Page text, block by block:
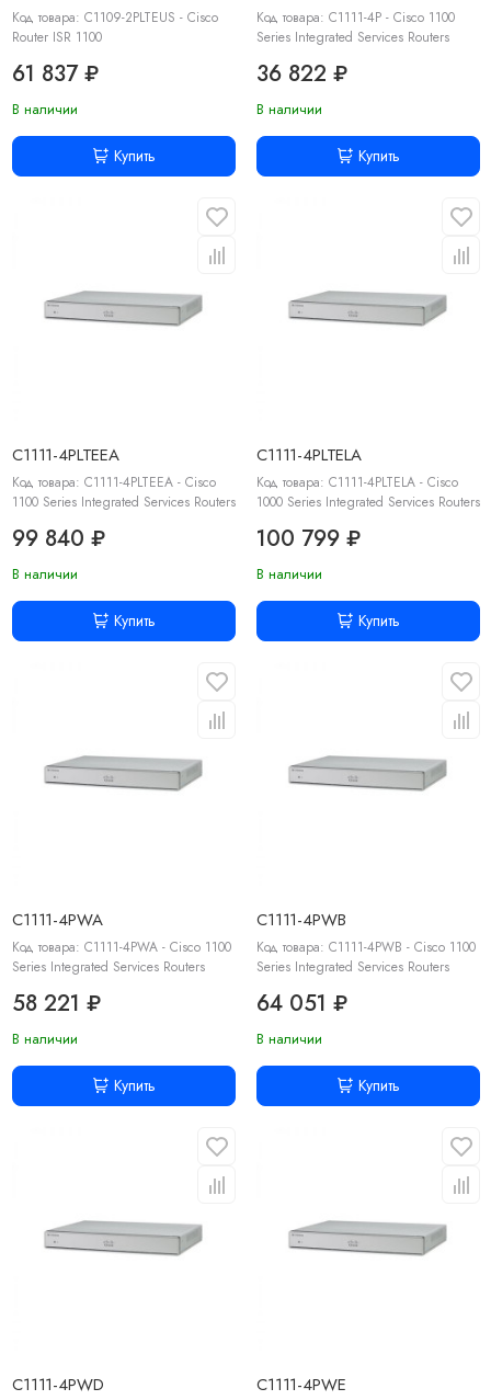
Код товара: C1109-2PLTEUS - Cisco
Router ISR 1100
61 837 ₽
В наличии
Купить
Код товара: C1111-4P - Cisco 1100
Series Integrated Services Routers
36 822 ₽
В наличии
Купить
C1111-4PLTEEA
Код товара: C1111-4PLTEEA - Cisco
1100 Series Integrated Services Routers
99 840 ₽
В наличии
Купить
C1111-4PLTELA
Код товара: C1111-4PLTELA - Cisco
1000 Series Integrated Services Routers
100 799 ₽
В наличии
Купить
C1111-4PWA
Код товара: C1111-4PWA - Cisco 1100
Series Integrated Services Routers
58 221 ₽
В наличии
Купить
C1111-4PWB
Код товара: C1111-4PWB - Cisco 1100
Series Integrated Services Routers
64 051 ₽
В наличии
Купить
C1111-4PWD C1111-4PWE